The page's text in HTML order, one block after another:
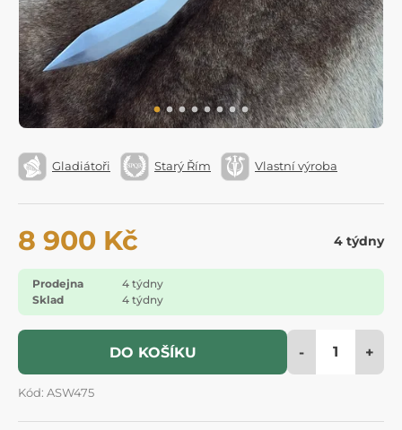
Gladiátoři Starý Řím Vlastní výroba
8 900 Kč 4 týdny
Prodejna
4 týdny
Sklad
4 týdny
DO KOŠÍKU - +
Kód: ASW475